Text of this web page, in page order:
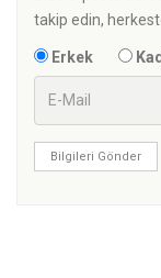
takip edin,
Erkek
Bilgileri Gönder